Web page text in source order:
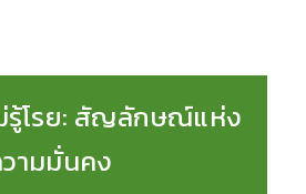
รู้โรย: สัญลักษณ์แห่ง
ามมั่นคง